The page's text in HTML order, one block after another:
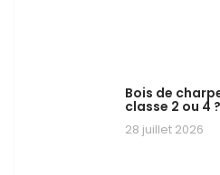
Bois de
classe 2 ou 4 ?
28 juillet 2026